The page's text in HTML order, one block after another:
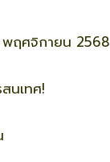
พฤศจิกายน 2568
นเทศ!